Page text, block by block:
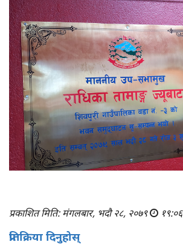
प्रकाशित मिति: मंगलबार, भदौ २८, २०७९ १९:०६
प्रतिक्रिया दिनुहोस्